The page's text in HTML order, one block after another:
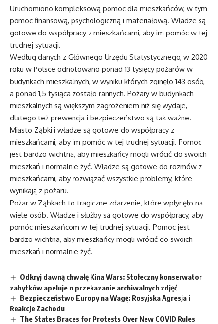
Uruchomiono kompleksową pomoc dla mieszkańców, w tym
pomoc finansową, psychologiczną i materiałową. Władze są
gotowe do współpracy z mieszkańcami, aby im pomóc w tej
trudnej sytuacji.
Według danych z Głównego Urzędu Statystycznego, w 2020
roku w Polsce odnotowano ponad 13 tysięcy pożarów w
budynkach mieszkalnych, w wyniku których zginęło 143 osób,
a ponad 1,5 tysiąca zostało rannych. Pożary w budynkach
mieszkalnych są większym zagrożeniem niż się wydaje,
dlatego też prewencja i bezpieczeństwo są tak ważne.
Miasto Ząbki i władze są gotowe do współpracy z
mieszkańcami, aby im pomóc w tej trudnej sytuacji. Pomoc
jest bardzo wichtna, aby mieszkańcy mogli wrócić do swoich
mieszkań i normalnie żyć. Władze są gotowe do rozmów z
mieszkańcami, aby rozwiązać wszystkie problemy, które
wynikają z pożaru.
Pożar w Ząbkach to tragiczne zdarzenie, które wpłynęło na
wiele osób. Władze i służby są gotowe do współpracy, aby
pomóc mieszkańcom w tej trudnej sytuacji. Pomoc jest
bardzo wichtna, aby mieszkańcy mogli wrócić do swoich
mieszkań i normalnie żyć.
Odkryj dawną chwałę Kina Wars: Stołeczny konserwator
zabytków apeluje o przekazanie archiwalnych zdjęć
Bezpieczeństwo Europy na Wagę: Rosyjska Agresja i
Reakcje Zachodu
The States Braces for Protests Over New COVID Rules